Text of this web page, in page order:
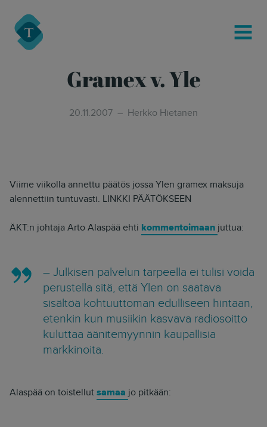
Turre Legal
MENU
Gramex v. Yle
20.11.2007 Herkko Hietanen
Viime viikolla annettu päätös jossa Ylen gramex maksuja
alennettiin tuntuvasti. LINKKI PÄÄTÖKSEEN
ÄKT:n johtaja Arto Alaspää ehti kommentoimaan juttua:
– Julkisen palvelun tarpeella ei tulisi voida
perustella sitä, että Ylen on saatava
sisältöä kohtuuttoman edulliseen hintaan,
etenkin kun musiikin kasvava radiosoitto
kuluttaa äänitemyynnin kaupallisia
markkinoita.
Alaspää on toistellutsamaa jo pitkään: